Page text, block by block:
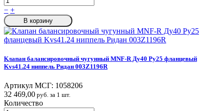
− +
В корзину
Клапан балансировочный чугунный MNF-R Ду40 Ру25 фланцевый
Kvs41.24 ниппель Ридан 003Z1196R
Артикул МСГ: 1058206
32 469,00 руб. за 1 шт.
Количество